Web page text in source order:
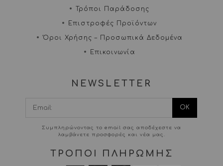
Τρόποι Παράδοσης
Επιστροφές Προϊόντων
Όροι Χρήσης – Προσωπικά Δεδομένα
Επικοινωνία
NEWSLETTER
Συμπληρώνοντας το email σας αποδέχεστε να
λαμβάνετε προσφορές και νέα μας.
ΤΡΟΠΟΙ ΠΛΗΡΩΜΗΣ